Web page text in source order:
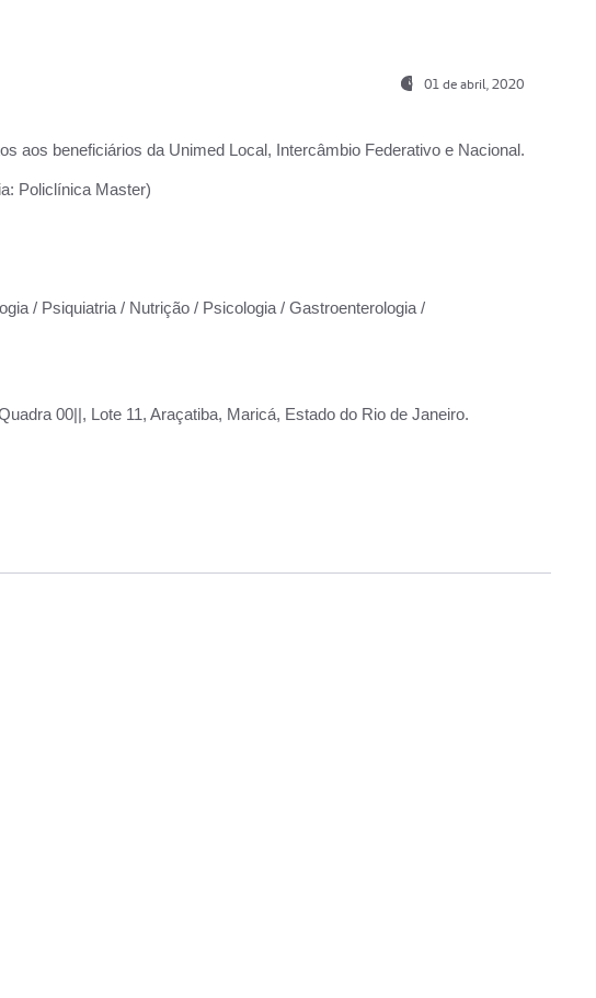
01 de abril, 2020
aos beneficiários da Unimed Local, Intercâmbio Federativo e Nacional.
Policlínica Master)
/ Psiquiatria / Nutrição / Psicologia / Gastroenterologia /
00||, Lote 11, Araçatiba, Maricá, Estado do Rio de Janeiro.